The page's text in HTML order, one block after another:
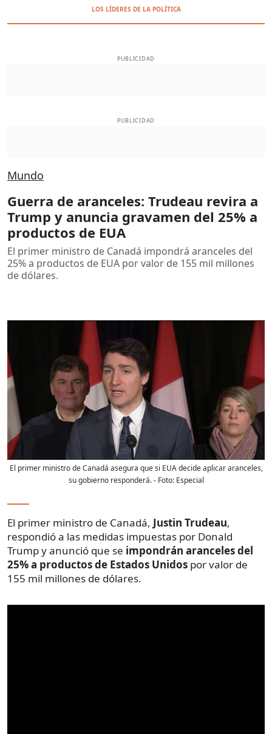
LOS LÍDERES DE LA POLÍTICA
PUBLICIDAD
PUBLICIDAD
Mundo
Guerra de aranceles: Trudeau revira a
Trump y anuncia gravamen del 25% a
productos de EUA
El primer ministro de Canadá impondrá aranceles del
25% a productos de EUA por valor de 155 mil millones
de dólares.
El primer ministro de Canadá asegura que si EUA decide aplicar aranceles,
su gobierno responderá.- Foto: Especial
El primer ministro de Canadá, Justin Trudeau,
respondió a las medidas impuestas por Donald
Trump y anunció que se impondrán aranceles del
25% a productos de Estados Unidos por valor de
155 mil millones de dólares.